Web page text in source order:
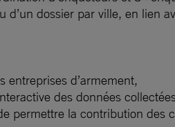
d’un dossier par ville, en lien
entreprises d’armement,
des données
permettre la contribution des